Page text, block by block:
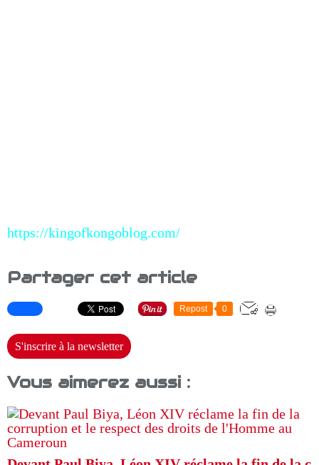
https://kingofkongoblog.com/
Partager cet article
Repost 0
S'inscrire à la newsletter
Vous aimerez aussi :